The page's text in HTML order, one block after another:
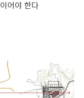
어야 한다